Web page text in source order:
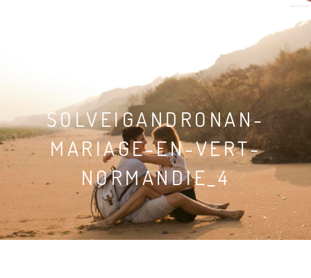
SOLVEIGANDRONAN-
MARIAGE-EN-VERT-
NORMANDIE_4